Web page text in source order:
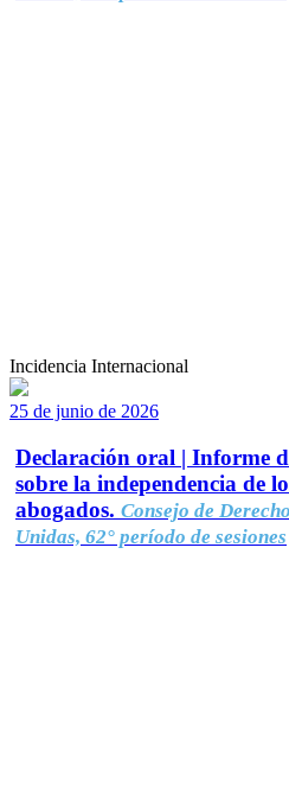
Incidencia Internacional
25 de junio de 2026
Declaración oral | Informe
sobre la independencia de
abogados. Consejo de
Unidas, 62° período de sesiones